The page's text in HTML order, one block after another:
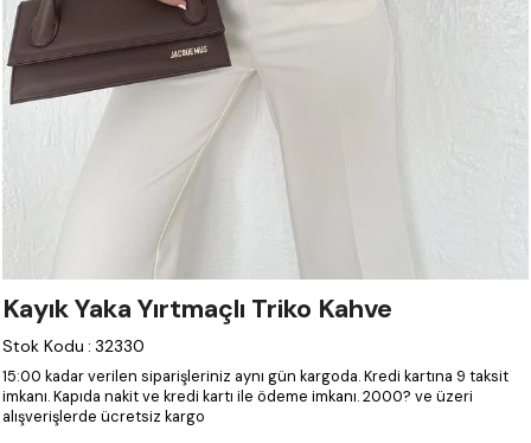
Kayık Yaka Yırtmaçlı Triko Kahve
Stok Kodu : 32330
15:00 kadar verilen siparişleriniz aynı gün kargoda.Kredi kartına 9 taksit
imkanı.Kapıda nakit ve kredi kartı ile ödeme imkanı.2000? ve üzeri
alışverişlerde ücretsiz kargo